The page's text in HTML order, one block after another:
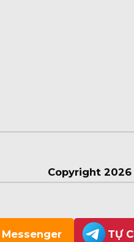
Copyright
Messenger TỰ